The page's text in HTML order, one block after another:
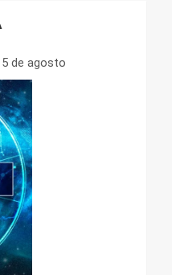
de agosto